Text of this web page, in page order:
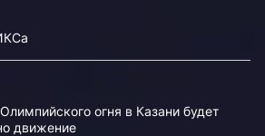
огня в Казани будет
движение